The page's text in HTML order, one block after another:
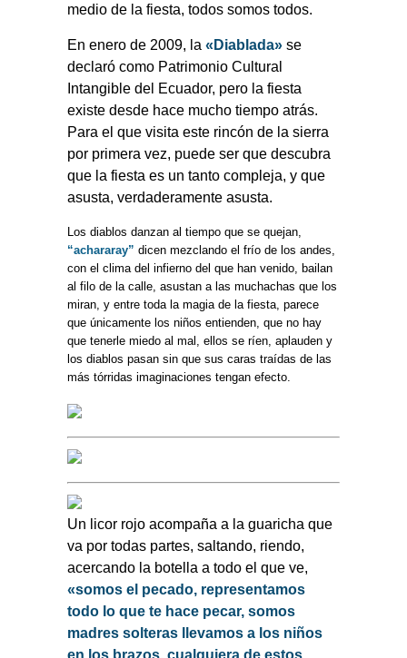
medio de la fiesta, todos somos todos.
En enero de 2009, la «Diablada» se
declaró como Patrimonio Cultural
Intangible del Ecuador, pero la fiesta
existe desde hace mucho tiempo atrás.
Para el que visita este rincón de la sierra
por primera vez, puede ser que descubra
que la fiesta es un tanto compleja, y que
asusta, verdaderamente asusta.
Los diablos danzan al tiempo que se quejan,
“achararay” dicen mezclando el frío de los andes,
con el clima del infierno del que han venido, bailan
al filo de la calle, asustan a las muchachas que los
miran, y entre toda la magia de la fiesta, parece
que únicamente los niños entienden, que no hay
que tenerle miedo al mal, ellos se ríen, aplauden y
los diablos pasan sin que sus caras traídas de las
más tórridas imaginaciones tengan efecto.
Un licor rojo acompaña a la guaricha que
va por todas partes, saltando, riendo,
acercando la botella a todo el que ve,
«somos el pecado, representamos
todo lo que te hace pecar, somos
madres solteras llevamos a los niños
en los brazos, cualquiera de estos